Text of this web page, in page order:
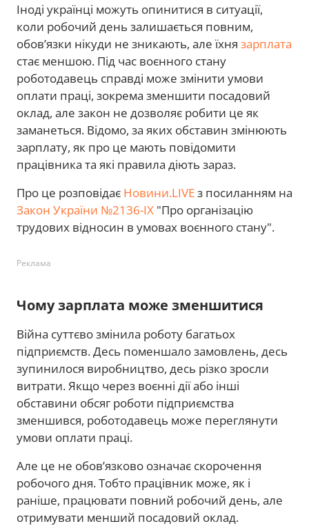
Іноді українці можуть опинитися в ситуації,
коли робочий день залишається повним,
обов’язки нікуди не зникають, але їхня зарплата
стає меншою. Під час воєнного стану
роботодавець справді може змінити умови
оплати праці, зокрема зменшити посадовий
оклад, але закон не дозволяє робити це як
заманеться. Відомо, за яких обставин змінюють
зарплату, як про це мають повідомити
працівника та які правила діють зараз.
Про це розповідає Новини.LIVEз посиланням на
Закон України №2136-IX "Про організацію
трудових відносин в умовах воєнного стану".
Реклама
Чому зарплата може зменшитися
Війна суттєво змінила роботу багатьох
підприємств. Десь поменшало замовлень, десь
зупинилося виробництво, десь різко зросли
витрати. Якщо через воєнні дії або інші
обставини обсяг роботи підприємства
зменшився, роботодавець може переглянути
умови оплати праці.
Але це не обов’язково означає скорочення
робочого дня. Тобто працівник може, як і
раніше, працювати повний робочий день, але
отримувати менший посадовий оклад.